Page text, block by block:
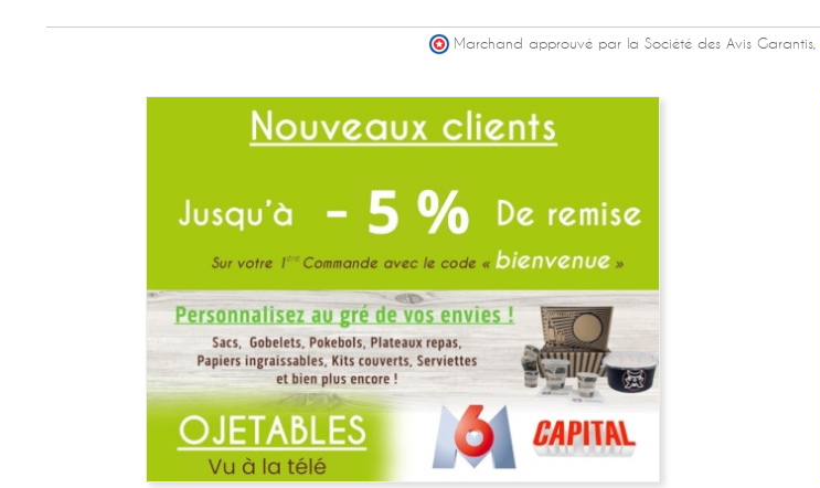
Marchand approuvé par la Société des Avis Garantis,